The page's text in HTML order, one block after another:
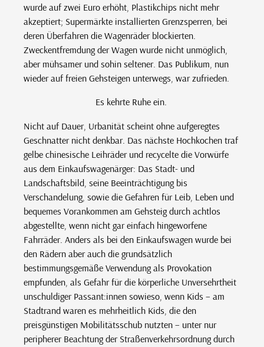
wurde auf zwei Euro erhöht, Plastikchips nicht mehr
akzeptiert; Supermärkte installierten Grenzsperren, bei
deren Überfahren die Wagenräder blockierten.
Zweckentfremdung der Wagen wurde nicht unmöglich,
aber mühsamer und sohin seltener. Das Publikum, nun
wieder auf freien Gehsteigen unterwegs, war zufrieden.
Es kehrte Ruhe ein.
Nicht auf Dauer, Urbanität scheint ohne aufgeregtes
Geschnatter nicht denkbar. Das nächste Hochkochen traf
gelbe chinesische Leihräder und recycelte die Vorwürfe
aus dem Einkaufswagenärger: Das Stadt- und
Landschaftsbild, seine Beeinträchtigung bis
Verschandelung, sowie die Gefahren für Leib, Leben und
bequemes Vorankommen am Gehsteig durch achtlos
abgestellte, wenn nicht gar einfach hingeworfene
Fahrräder. Anders als bei den Einkaufswagen wurde bei
den Rädern aber auch die grundsätzlich
bestimmungsgemäße Verwendung als Provokation
empfunden, als Gefahr für die körperliche Unversehrtheit
unschuldiger Passant:innen sowieso, wenn Kids – am
Stadtrand waren es mehrheitlich Kids, die den
preisgünstigen Mobilitätsschub nutzten – unter nur
peripherer Beachtung der Straßenverkehrsordnung durch